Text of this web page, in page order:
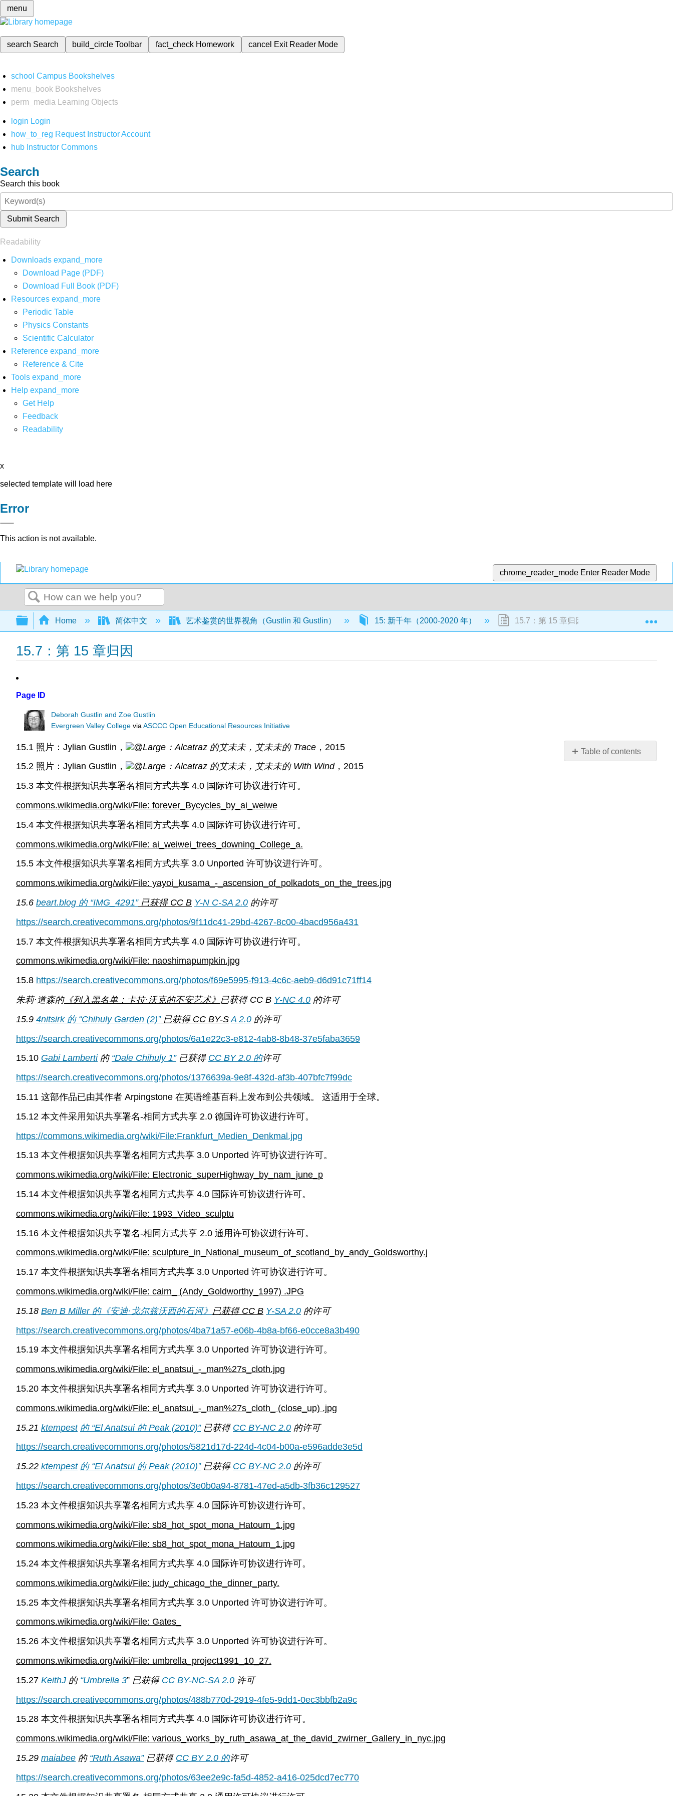
menu
search Search build_circleToolbar fact_check Homework cancel Exit Reader Mode
school Campus Bookshelves
menu_book Bookshelves
perm_media
Learning Objects
login Login
how_to_reg Request Instructor Account
hub Instructor Commons
Search
Search this book
Submit Search
Readability
Downloads expand_more
Download Page (PDF)
Download Full Book (PDF)
Resources expand_more
Periodic Table
Physics Constants
Scientific Calculator
Reference expand_more
Reference & Cite
Tools expand_more
Help expand_more
Get Help
Feedback
Readability
x
selected template will load here
Error
This action is not available.
chrome_reader_mode Enter Reader Mode
Search
Expand/collapse global hierarchy
Home 简体中文 艺术鉴赏的世界视角（Gustlin 和 Gustlin） 15: 新千年（2000-2020 年） 15.7：第 15 章归因
15.7：第 15 章归因
Page ID
Deborah Gustlin and Zoe Gustlin
Evergreen Valley College viaASCCC Open Educational Resources Initiative
Table of contents
No
15.1 照片：Jylian Gustlin， @Large：Alcatraz 的艾未未，艾未未的 Trace ，2015
15.2 照片：Jylian Gustlin，
@Large：Alcatraz 的艾未未，艾未未的 With Wind，2015
15.3 本文件根据知识共享署名相同方式共享 4.0 国际许可协议进行许可。
commons.wikimedia.org/wiki/File: forever_Bycycles_by_ai_weiwe
15.4 本文件根据知识共享署名相同方式共享 4.0 国际许可协议进行许可。
commons.wikimedia.org/wiki/File: ai_weiwei_trees_downing_College_a.
15.5 本文件根据知识共享署名相同方式共享 3.0 Unported 许可协议进行许可。
commons.wikimedia.org/wiki/File: yayoi_kusama_-_ascension_of_polkadots_on_the_trees.jpg
15.6 beart.blog 的 “IMG_4291”已获得 CC B Y-N C-SA 2.0 的许可
https://search.creativecommons.org/photos/9f11dc41-29bd-4267-8c00-4bacd956a431
15.7 本文件根据知识共享署名相同方式共享 4.0 国际许可协议进行许可。
commons.wikimedia.org/wiki/File: naoshimapumpkin.jpg
15.8 https://search.creativecommons.org/photos/f69e5995-f913-4c6c-aeb9-d6d91c71ff14
朱莉·道森的《列入黑名单：卡拉·沃克的不安艺术》 已获得 CC B Y-NC 4.0 的许可
15.9 4nitsirk 的 “Chihuly Garden (2)”已获得CC BY-S A 2.0 的许可
https://search.creativecommons.org/photos/6a1e22c3-e812-4ab8-8b48-37e5faba3659
15.10 Gabi Lamberti 的 “Dale Chihuly 1” 已获得 CC BY 2.0 的许可
https://search.creativecommons.org/photos/1376639a-9e8f-432d-af3b-407bfc7f99dc
15.11 这部作品已由其作者 Arpingstone 在英语维基百科上发布到公共领域。 这适用于全球。
15.12 本文件采用知识共享署名-相同方式共享 2.0 德国许可协议进行许可。
https://commons.wikimedia.org/wiki/File:Frankfurt_Medien_Denkmal.jpg
15.13 本文件根据知识共享署名相同方式共享 3.0 Unported 许可协议进行许可。
commons.wikimedia.org/wiki/File: Electronic_superHighway_by_nam_june_p
15.14 本文件根据知识共享署名相同方式共享 4.0 国际许可协议进行许可。
commons.wikimedia.org/wiki/File: 1993_Video_sculptu
15.16 本文件根据知识共享署名-相同方式共享 2.0 通用许可协议进行许可。
commons.wikimedia.org/wiki/File: sculpture_in_National_museum_of_scotland_by_andy_Goldsworthy.j
15.17 本文件根据知识共享署名相同方式共享 3.0 Unported 许可协议进行许可。
commons.wikimedia.org/wiki/File: cairn_ (Andy_Goldworthy_1997) .JPG
15.18 Ben B Miller 的《安迪·戈尔兹沃西的石河》 已获得 CC B Y-SA 2.0 的许可
https://search.creativecommons.org/photos/4ba71a57-e06b-4b8a-bf66-e0cce8a3b490
15.19 本文件根据知识共享署名相同方式共享 3.0 Unported 许可协议进行许可。
commons.wikimedia.org/wiki/File: el_anatsui_-_man%27s_cloth.jpg
15.20 本文件根据知识共享署名相同方式共享 3.0 Unported 许可协议进行许可。
commons.wikimedia.org/wiki/File: el_anatsui_-_man%27s_cloth_ (close_up) .jpg
15.21 ktempest 的 “El Anatsui 的 Peak (2010)”已获得 CC BY-NC 2.0 的许可
https://search.creativecommons.org/photos/5821d17d-224d-4c04-b00a-e596adde3e5d
15.22 ktempest 的 “El Anatsui 的 Peak (2010)”已获得 CC BY-NC 2.0 的许可
https://search.creativecommons.org/photos/3e0b0a94-8781-47ed-a5db-3fb36c129527
15.23 本文件根据知识共享署名相同方式共享 4.0 国际许可协议进行许可。
commons.wikimedia.org/wiki/File: sb8_hot_spot_mona_Hatoum_1.jpg
commons.wikimedia.org/wiki/File: sb8_hot_spot_mona_Hatoum_1.jpg
15.24 本文件根据知识共享署名相同方式共享 4.0 国际许可协议进行许可。
commons.wikimedia.org/wiki/File: judy_chicago_the_dinner_party.
15.25 本文件根据知识共享署名相同方式共享 3.0 Unported 许可协议进行许可。
commons.wikimedia.org/wiki/File: Gates_
15.26 本文件根据知识共享署名相同方式共享 3.0 Unported 许可协议进行许可。
commons.wikimedia.org/wiki/File: umbrella_project1991_10_27.
15.27 KeithJ 的 “Umbrella 3” 已获得 CC BY-NC-SA 2.0 许可
https://search.creativecommons.org/photos/488b770d-2919-4fe5-9dd1-0ec3bbfb2a9c
15.28 本文件根据知识共享署名相同方式共享 4.0 国际许可协议进行许可。
commons.wikimedia.org/wiki/File: various_works_by_ruth_asawa_at_the_david_zwirner_Gallery_in_nyc.jpg
15.29 maiabee 的 “Ruth Asawa” 已获得 CC BY 2.0 的许可
https://search.creativecommons.org/photos/63ee2e9c-fa5d-4852-a416-025dcd7ec770